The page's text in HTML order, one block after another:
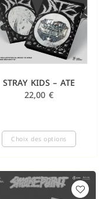
STRAY KIDS – ATE
22,00 €
Choix des options